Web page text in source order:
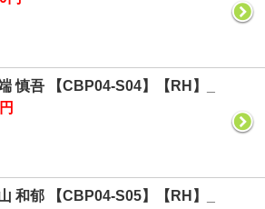
慎吾 【CBP04-S04】【RH】_
和郁 【CBP04-S05】【RH】_